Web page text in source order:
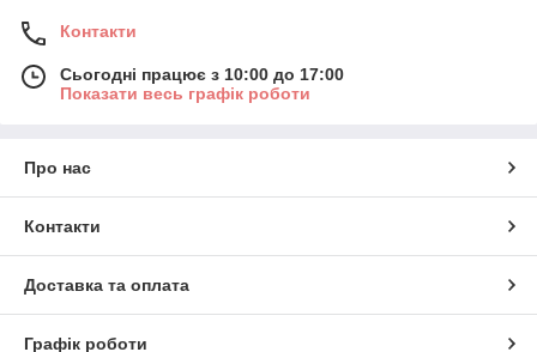
Контакти
Сьогодні працює з 10:00 до 17:00
Показати весь графік роботи
Про нас
Контакти
Доставка та оплата
Графік роботи